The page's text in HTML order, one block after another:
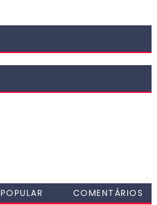
POPULAR COMENTÁRIOS